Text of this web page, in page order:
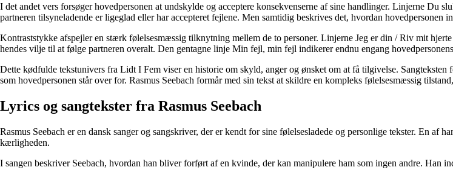
I det andet vers forsøger hovedpersonen at undskylde og acceptere konsekvenserne af sine handlinger. Linjerne Du
partneren tilsyneladende er ligeglad eller har accepteret fejlene. Men samtidig beskrives det, hvordan hovedpersonen
Kontraststykke afspejler en stærk følelsesmæssig tilknytning mellem de to personer. Linjerne Jeg er din / Riv mit
hendes vilje til at følge partneren overalt. Den gentagne linje Min fejl, min fejl indikerer endnu engang
Dette kødfulde tekstunivers fra Lidt I Fem viser en historie om skyld, anger og ønsket om at få tilgivelse.
som hovedpersonen står over for. Rasmus Seebach formår med sin tekst at skildre en kompleks følelsesmæssig
Lyrics og sangtekster fra Rasmus Seebach
Rasmus Seebach er en dansk sanger og sangskriver, der er kendt for sine følelsesladede og personlige tekster. En
kærligheden.
I sangen beskriver Seebach, hvordan han bliver forført af en kvinde, der kan manipulere ham som ingen andre. Han